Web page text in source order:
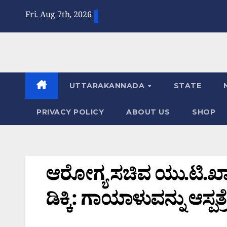
Fri. Aug 7th, 2026
UTTARAKANNADA STATE
PRIVACY POLICY ABOUT US SHOP
ಆರೋಗ್ಯ ಸಚಿವ
ಡಿಕ್ಕಿ: ಗಾಯಾಳುವನ್ನು